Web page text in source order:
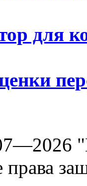
для
права